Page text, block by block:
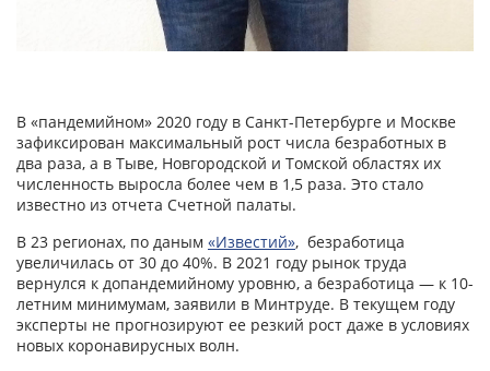
В «пандемийном» 2020 году в Санкт-Петербурге и Москве
зафиксирован максимальный рост числа безработных в
два раза, а в Тыве, Новгородской и Томской областях их
численность выросла более чем в 1,5 раза. Это стало
известно из отчета Счетной палаты.
В 23 регионах, по даным «Известий», безработица
увеличилась от 30 до 40%. В 2021 году рынок труда
вернулся к допандемийному уровню, а безработица — к 10-
летним минимумам, заявили в Минтруде. В текущем году
эксперты не прогнозируют ее резкий рост даже в условиях
новых коронавирусных волн.